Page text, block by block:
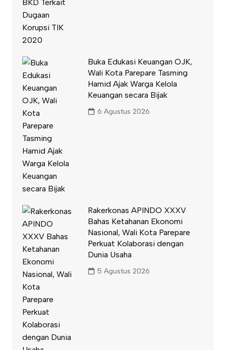
Buka Edukasi Keuangan OJK,
Wali Kota Parepare Tasming
Hamid Ajak Warga Kelola
Keuangan secara Bijak
6 Agustus 2026
Rakerkonas APINDO XXXV
Bahas Ketahanan Ekonomi
Nasional, Wali Kota Parepare
Perkuat Kolaborasi dengan
Dunia Usaha
5 Agustus 2026